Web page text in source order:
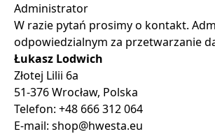
Administrator
W razie pytań prosimy o kontakt.
odpowiedzialnym za przetwarzanie
Łukasz Lodwich
Złotej Lilii 6a
51-376 Wrocław, Polska
Telefon: +48 666 312 064
E-mail: shop@hwesta.eu